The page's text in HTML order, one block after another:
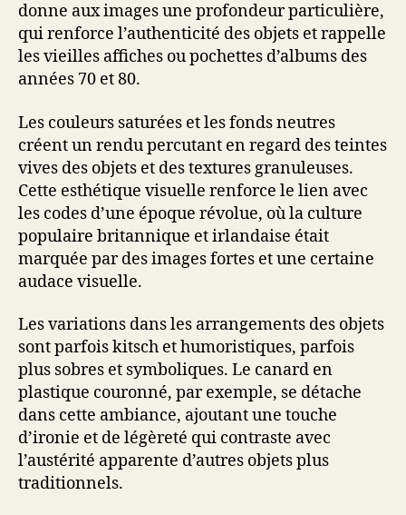
donne aux images une profondeur particulière,
qui renforce l’authenticité des objets et rappelle
les vieilles affiches ou pochettes d’albums des
années 70 et 80.
Les couleurs saturées et les fonds neutres
créent un rendu percutant en regard des teintes
vives des objets et des textures granuleuses.
Cette esthétique visuelle renforce le lien avec
les codes d’une époque révolue, où la culture
populaire britannique et irlandaise était
marquée par des images fortes et une certaine
audace visuelle.
Les variations dans les arrangements des objets
sont parfois kitsch et humoristiques, parfois
plus sobres et symboliques. Le canard en
plastique couronné, par exemple, se détache
dans cette ambiance, ajoutant une touche
d’ironie et de légèreté qui contraste avec
l’austérité apparente d’autres objets plus
traditionnels.